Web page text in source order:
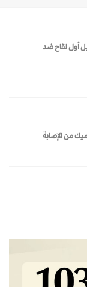
أول لقاح ضد
من الإصابة